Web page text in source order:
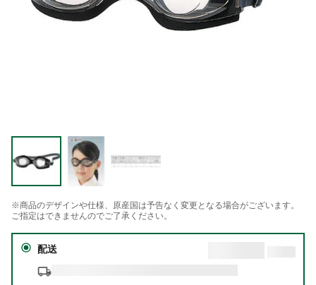
※商品のデザインや仕様、原産国は予告なく変更となる場合がございます。
ご指定はできませんのでご了承ください。
配送